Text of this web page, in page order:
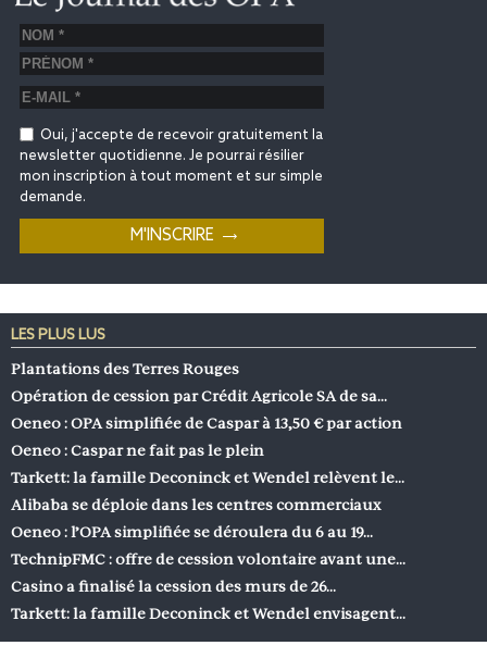
Oui, j'accepte de recevoir gratuitement la
newsletter quotidienne. Je pourrai résilier
mon inscription à tout moment et sur simple
demande.
LES PLUS LUS
Plantations des Terres Rouges
Opération de cession par Crédit Agricole SA de sa…
Oeneo : OPA simplifiée de Caspar à 13,50 € par action
Oeneo : Caspar ne fait pas le plein
Tarkett: la famille Deconinck et Wendel relèvent le…
Alibaba se déploie dans les centres commerciaux
Oeneo : l’OPA simplifiée se déroulera du 6 au 19…
TechnipFMC : offre de cession volontaire avant une…
Casino a finalisé la cession des murs de 26…
Tarkett: la famille Deconinck et Wendel envisagent…